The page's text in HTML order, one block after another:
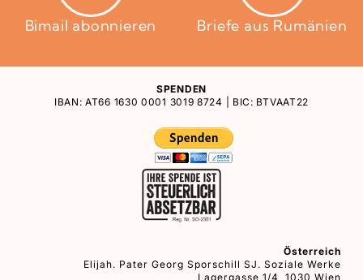
Bimail abonnieren Briefe aus Rumänien
SPENDEN
IBAN: AT66 1630 0001 3019 8724 | BIC: BTVAAT22
Österreich
Elijah. Pater Georg Sporschill SJ. Soziale Werke
Lagergasse 1/4, 1030 Wien